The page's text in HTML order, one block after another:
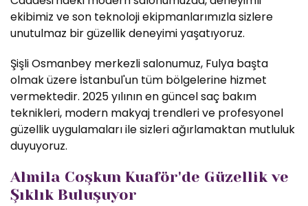
ekibimiz ve son teknoloji ekipmanlarımızla sizlere
unutulmaz bir güzellik deneyimi yaşatıyoruz.
Şişli Osmanbey merkezli salonumuz, Fulya başta
olmak üzere İstanbul'un tüm bölgelerine hizmet
vermektedir. 2025 yılının en güncel saç bakım
teknikleri, modern makyaj trendleri ve profesyonel
güzellik uygulamaları ile sizleri ağırlamaktan mutluluk
duyuyoruz.
Almila Coşkun Kuaför'de Güzellik ve
Şıklık Buluşuyor